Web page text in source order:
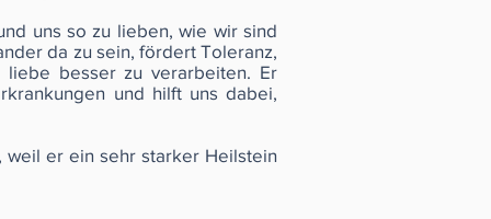
uns so zu lieben, wie wir sind
da zu sein, fördert Toleranz,
besser zu verarbeiten. Er
und hilft uns dabei,
weil er ein sehr starker Heilstein